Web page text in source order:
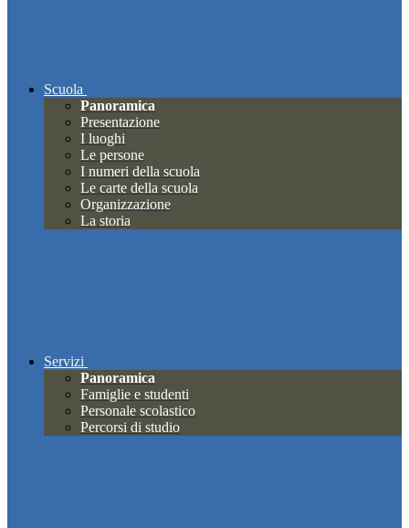
Scuola
Panoramica
Presentazione
I luoghi
Le persone
I numeri della scuola
Le carte della scuola
Organizzazione
La storia
Servizi
Panoramica
Famiglie e studenti
Personale scolastico
Percorsi di studio